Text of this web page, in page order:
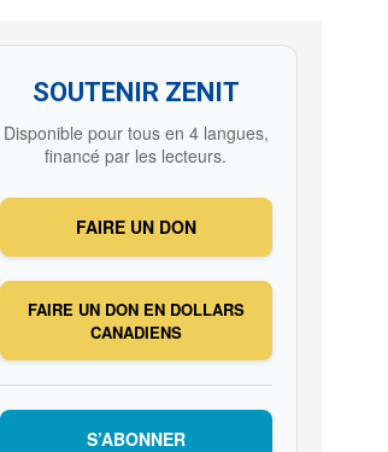
SOUTENIR ZENIT
Disponible pour tous en 4 langues,
financé par les lecteurs.
FAIRE UN DON
FAIRE UN DON EN DOLLARS
CANADIENS
S’ABONNER